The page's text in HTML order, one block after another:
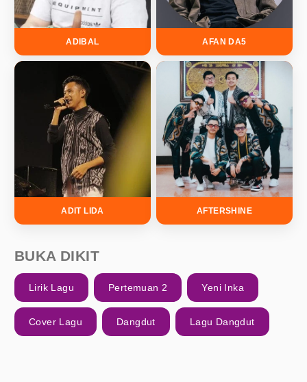
ADIBAL AFAN DA5
ADIT LIDA AFTERSHINE
BUKA DIKIT
Lirik Lagu Pertemuan 2 Yeni Inka
Cover Lagu Dangdut Lagu Dangdut